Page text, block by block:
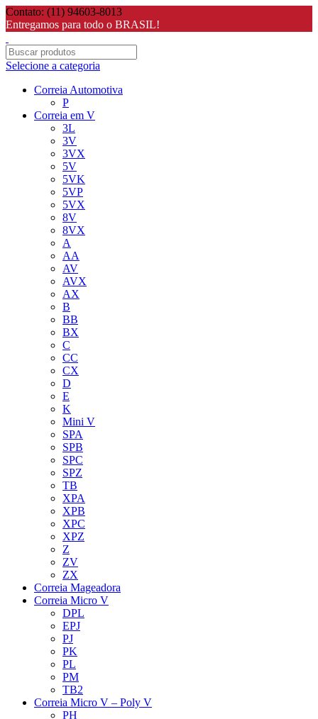
Contato: (11) 94603-8013
Entregamos para todo o BRASIL!
Selecione a categoria
Correia Automotiva
P
Correia em V
3L
3V
3VX
5V
5VK
5VP
5VX
8V
8VX
A
AA
AV
AVX
AX
B
BB
BX
C
CC
CX
D
E
K
Mini V
SPA
SPB
SPC
SPZ
TB
XPA
XPB
XPC
XPZ
Z
ZV
ZX
Correia Mageadora
Correia Micro V
DPL
EPJ
PJ
PK
PL
PM
TB2
Correia Micro V – Poly V
PH